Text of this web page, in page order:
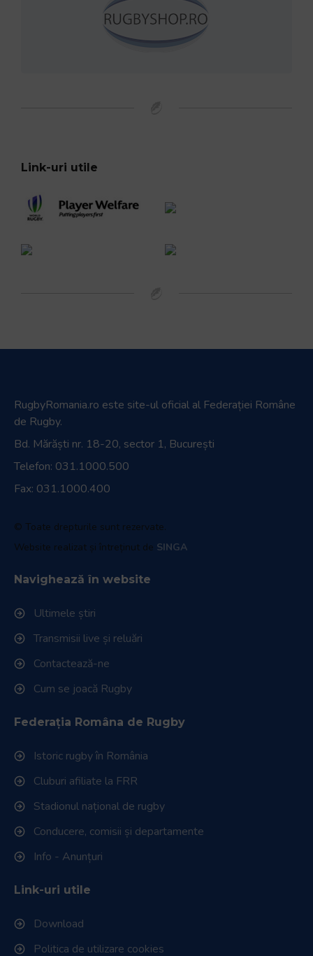
Link-uri utile
RugbyRomania.ro este site-ul oficial al Federației Române
de Rugby.
Bd. Mărăști nr. 18-20, sector 1, București
Telefon: 031.1000.500
Fax: 031.1000.400
© Toate drepturile sunt rezervate.
Website realizat și întreținut de SINGA
Navighează în website
Ultimele știri
Transmisii live și reluări
Contactează-ne
Cum se joacă Rugby
Federația Româna de Rugby
Istoric rugby în România
Cluburi afiliate la FRR
Stadionul național de rugby
Conducere, comisii și departamente
Info - Anunțuri
Link-uri utile
Download
Politica de utilizare cookies